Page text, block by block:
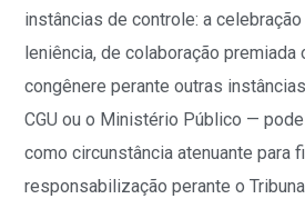
instâncias de controle: a
leniência, de colaboração premiada
congênere perante outras
CGU ou o Ministério Público —
como circunstância atenuante para
responsabilização perante o